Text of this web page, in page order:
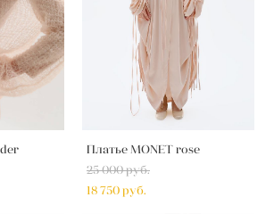
Платье MONET rose
25 000 pуб.
18 750 pуб.